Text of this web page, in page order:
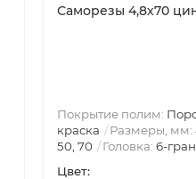
Саморезы 4,8х70
Покрытие полим:
краска
Размеры, мм:
50, 70
Головка: 6-
Цвет: